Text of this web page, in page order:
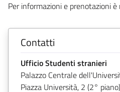
Per informazioni e prenotazioni
Contatti
Ufficio Studenti stranieri
Palazzo Centrale
Piazza Università, 2 (2° piano)